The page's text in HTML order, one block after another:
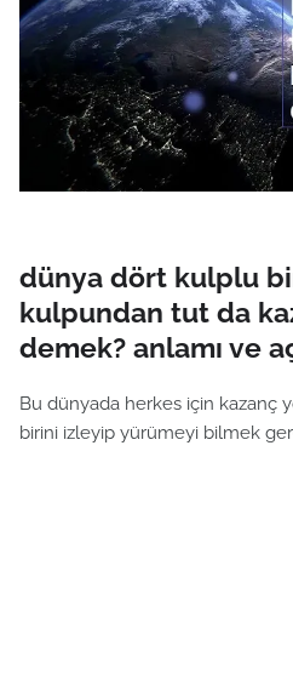
dünya dört kulplu
kulpundan tut da
demek? anlamı ve
Bu dünyada herkes için kazanç
birini izleyip yürümeyi bilmek